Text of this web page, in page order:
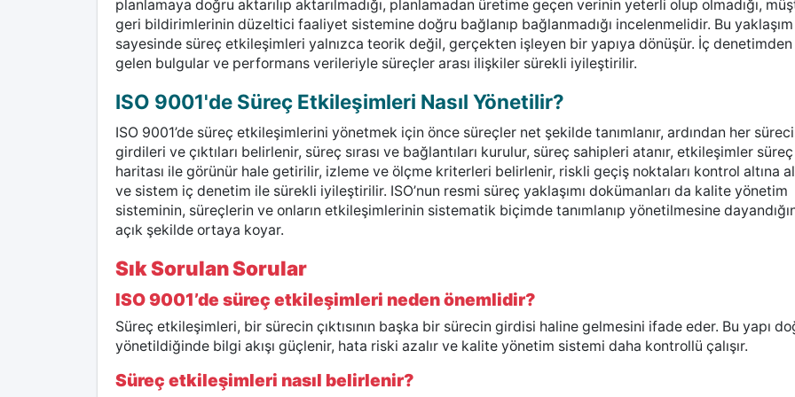
planlamaya doğru aktarılıp aktarılmadığı, planlamadan üretime geçen verinin yeterli olup olmadığı,
geri bildirimlerinin düzeltici faaliyet sistemine doğru bağlanıp bağlanmadığı incelenmelidir. Bu yaklaşım
sayesinde süreç etkileşimleri yalnızca teorik değil, gerçekten işleyen bir yapıya dönüşür. İç denetimden
gelen bulgular ve performans verileriyle süreçler arası ilişkiler sürekli iyileştirilir.
ISO 9001'de Süreç Etkileşimleri Nasıl Yönetilir?
ISO 9001’de süreç etkileşimlerini yönetmek için önce süreçler net şekilde tanımlanır, ardından her
girdileri ve çıktıları belirlenir, süreç sırası ve bağlantıları kurulur, süreç sahipleri atanır, etkileşimler süreç
haritası ile görünür hale getirilir, izleme ve ölçme kriterleri belirlenir, riskli geçiş noktaları kontrol altına
ve sistem iç denetim ile sürekli iyileştirilir. ISO’nun resmi süreç yaklaşımı dokümanları da kalite yönetim
sisteminin, süreçlerin ve onların etkileşimlerinin sistematik biçimde tanımlanıp yönetilmesine
açık şekilde ortaya koyar.
Sık Sorulan Sorular
ISO 9001’de süreç etkileşimleri neden önemlidir?
Süreç etkileşimleri, bir sürecin çıktısının başka bir sürecin girdisi haline gelmesini ifade eder. Bu yapı
yönetildiğinde bilgi akışı güçlenir, hata riski azalır ve kalite yönetim sistemi daha kontrollü çalışır.
Süreç etkileşimleri nasıl belirlenir?